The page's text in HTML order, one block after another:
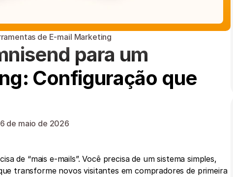
de E-mail Marketing
para um
Configuração que
de maio de 2026
de “mais e-mails”. Você precisa de um sistema simples,
transforme novos visitantes em compradores de primeira